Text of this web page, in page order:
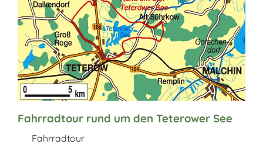
Fahrradtour rund um den Teterower See
Fahrradtour